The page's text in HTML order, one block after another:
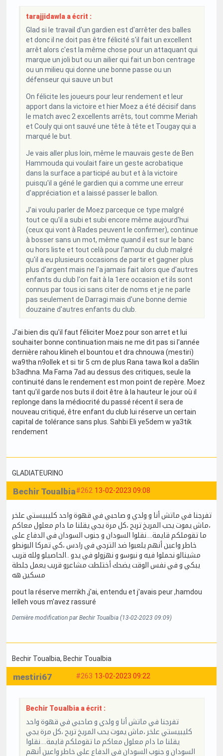
tarajjidawla a écrit :
Glad si le travail d'un gardien est d'arrêter des balles
et donc il ne doit pas être félicité s'il fait un excellent
arrêt alors c'est la même chose pour un attaquant qui
marque un joli but ou un ailier qui fait un bon centrage
ou un milieu qui donne une bonne passe ou un
défenseur qui sauve un but
On félicite les joueurs pour leur rendement et leur
apport dans la victoire et hier Moez a été décisif dans
le match avec 2 excellents arrêts, tout comme Meriah
et Couly qui ont sauvé une tête à tête et Tougay qui a
marqué le but.
Je vais aller plus loin, même le mauvais geste de Ben
Hammouda qui voulait faire un geste acrobatique
dans la surface a participé au but et à la victoire
puisqu'il a géné le gardien qui a comme une erreur
d'appréciation et a laissé passer le ballon.
J'ai voulu parler de Moez parceque ce type malgré
tout ce qu'il a subi et subi encore même aujourd'hui
(ceux qui vont à Rades peuvent le confirmer), continue
à bosser sans un mot, même quand il est sur le banc
ou hors liste et tout celà pour l'amour du club malgré
qu'il a eu plusieurs occasions de partir et gagner plus
plus d'argent mais ne l'a jamais fait alors que d'autres
enfants du club l'on fait à la 1ere occasion et ils sont
connus par tous ici sans citer de noms et je ne parle
pas seulement de Darragi mais d'une bonne demie
douzaine d'autres enfants du club.
J'ai bien dis qu'il faut féliciter Moez pour son arret et lui
souhaiter bonne continuation mais ne me dit pas si l'année
dernière rahou klineh el bountou et dra chnouwa (mestiri)
wa9tha n9ollek et si tir 5 cm de plus Rana tawa lkol a da5lin
b3adhna. Ma Fama 7ad au dessus des critiques, seule la
continuité dans le rendement est mon point de repère. Moez
tant qu'il garde nos buts il doit être à la hauteur le jour où il
replonge dans la médiocrité du passé récent il sera de
nouveau critiqué, être enfant du club lui réserve un certain
capital de tolérance sans plus. Sahbi Eli ye5dem w ya3tik
rendement
GLADIATEURINO
#262 13-02-2023 09:08
Bechir Toualbia
تفرجنا في ماتش أنا و ولدي و صاحبي في قهوة واحد كليبيستي علخر
،ماش يموت يحب المريخ تربح ،كل مرة يجي يقلنا ما دام معلول معاكم
ما تقوملكم قايمة....نقلوا السودان و جنوب السودان في الدفاع على
خاطر واعين أنهم يلعبوا ضد الترجي في رادس ،كي تمركا البونطو
مشينالو نحملوا فيه و نبوسو و نهزولو في يدو ..الحاصيلو ولله قريب
يبكي و في نفس الوقت يضحك أختلطت مشاعرو قريب يعمل جلطة
مسكين هه
pout la réserve merrikh ,j'ai, entendu et j'avais peur ,hamdou
lelleh vous m'avez rassuré
Dernière modification par Bechir Toualbia (13-02-2023 09:09)
Bechir Toualbia, Bechir Toualbia
#263 13-02-2023 09:22
mestiri67
Bechir Toualbia a écrit :
تفرجنا في ماتش أنا و ولدي و صاحبي في قهوة واحد
كليبيستي علخر ،ماش يموت يحب المريخ تربح ،كل مرة يجي
يقلنا ما دام معلول معاكم ما تقوملكم قايمة....نقلوا
السودان و جنوب السودان في الدفاع على خاطر واعين أنهم